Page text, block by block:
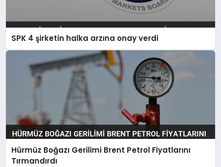
SPK 4 şirketin halka arzına onay verdi
Hürmüz Boğazı Gerilimi Brent Petrol Fiyatlarını
Tırmandırdı